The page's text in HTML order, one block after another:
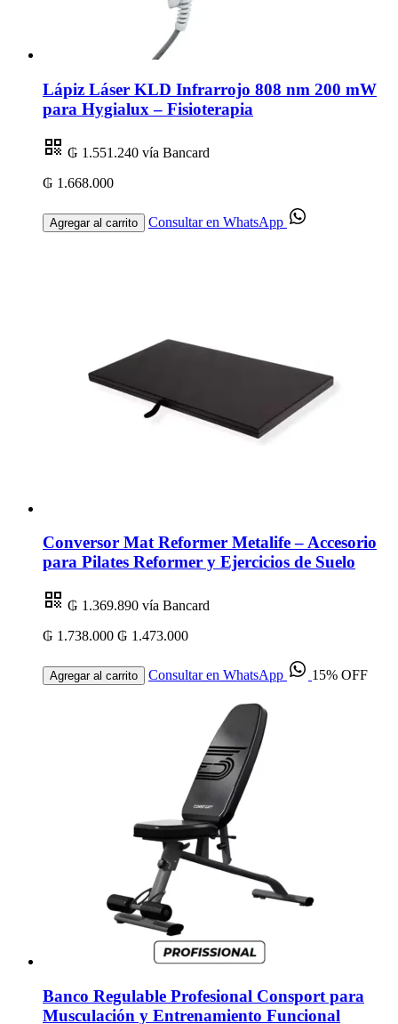
Lápiz Láser KLD Infrarrojo 808 nm 200 mW
para Hygialux – Fisioterapia
₲ 1.551.240 vía Bancard
₲ 1.668.000
Agregar al carrito Consultar en WhatsApp
Conversor Mat Reformer Metalife – Accesorio
para Pilates Reformer y Ejercicios de Suelo
₲ 1.369.890 vía Bancard
₲ 1.738.000 ₲ 1.473.000
Agregar al carrito Consultar en WhatsApp 15% OFF
Banco Regulable Profesional Consport para
Musculación y Entrenamiento Funcional